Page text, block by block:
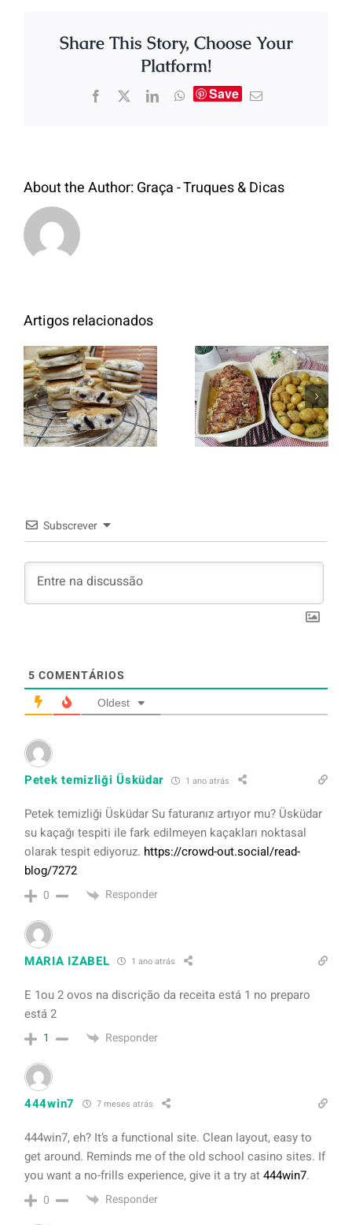
Share This Story, Choose Your
Platform!
Save
About the Author:Graça - Truques & Dicas
Artigos relacionados
Panquecas
com Oreo
Entrecosto
italiano c/
batata a
murro e
Subscrever
5 COMENTÁRIOS
Oldest
Petek temizliği Üsküdar 1 ano atrás
Petek temizliği Üsküdar Su faturanız artıyor mu? Üsküdar
su kaçağı tespiti ile fark edilmeyen kaçakları noktasal
olarak tespit ediyoruz. https://crowd-out.social/read-
blog/7272
0 Responder
MARIA IZABEL 1 ano atrás
E 1ou 2 ovos na discrição da receita está 1 no preparo
está 2
1 Responder
444win7 7 meses atrás
444win7, eh? It’s a functional site. Clean layout, easy to
get around. Reminds me of the old school casino sites. If
you want a no-frills experience, give it a try at444win7.
0 Responder